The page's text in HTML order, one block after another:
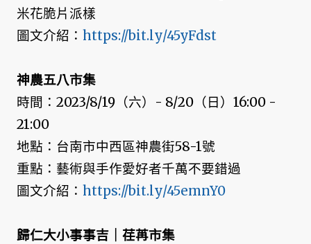
米花脆片派樣
圖文介紹： https://bit.ly/45yFdst
神農五八市集
時間：2023/8/19（六）- 8/20（日）16:00 -
21:00
地點：台南市中西區神農街58-1號
重點：藝術與手作愛好者千萬不要錯過
圖文介紹： https://bit.ly/45emnY0
歸仁大小事事吉｜荏苒市集